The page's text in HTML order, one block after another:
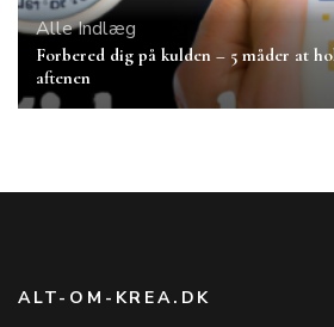
Alle Indlæg
Forbered dig på kulden – 5 måder at
aftenen
ALT-OM-KREA.DK